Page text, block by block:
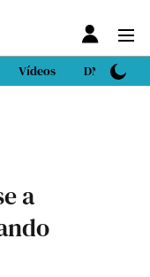
Vídeos DN Sport
a